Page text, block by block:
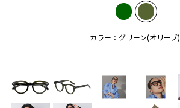
カラー：グリーン(オリーブ)